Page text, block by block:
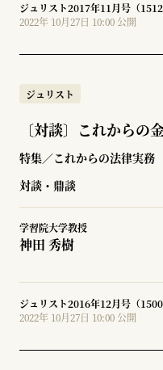
ジュリスト2017年11月号（
2022年 10月27日 10:00 公開
ジュリスト
〔対談〕これからの
特集／これからの法律実務
対談・鼎談
学習院大学教授
神田 秀樹
ジュリスト2016年12月号（
2022年 10月27日 10:00 公開